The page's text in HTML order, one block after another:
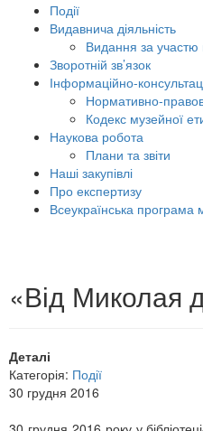
Події
Видавнича діяльність
Видання за участю
Зворотній зв’язок
Інформаційно-
Нормативно-
Кодекс музейної
Наукова робота
Плани та звіти
Наші закупівлі
Про експертизу
Всеукраїнська програма
«Від Миколая
Деталі
Категорія: Події
30 грудня 2016